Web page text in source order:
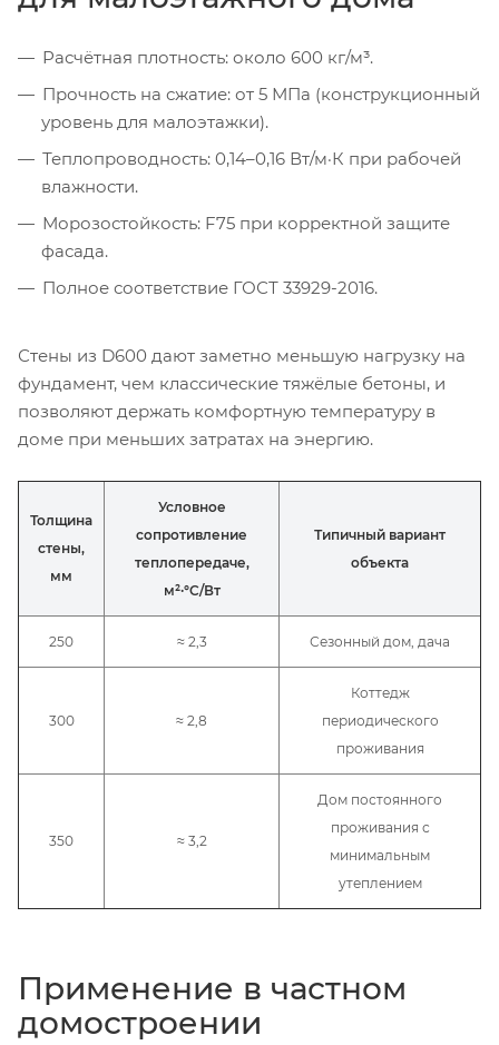
Расчётная плотность: около 600 кг/м³.
Прочность на сжатие: от 5 МПа (конструкционный
уровень для малоэтажки).
Теплопроводность: 0,14–0,16 Вт/м·К при рабочей
влажности.
Морозостойкость: F75 при корректной защите
фасада.
Полное соответствие ГОСТ 33929-2016.
Стены из D600 дают заметно меньшую нагрузку на
фундамент, чем классические тяжёлые бетоны, и
позволяют держать комфортную температуру в
доме при меньших затратах на энергию.
Толщина
стены,
мм
Условное
сопротивление
теплопередаче,
м²·°C/Вт
Типичный вариант
объекта
250 ≈ 2,3 Сезонный дом, дача
300 ≈ 2,8
Коттедж
периодического
проживания
350 ≈ 3,2
Дом постоянного
проживания с
минимальным
утеплением
Применение в частном
домостроении